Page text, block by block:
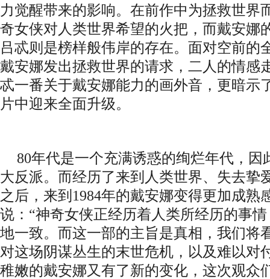
力觉醒带来的影响。在前作中为拯救世界
奇女侠对人类世界希望的火把，而戴安娜
吕忒则是榜样般伟岸的存在。面对空前的
戴安娜发出拯救世界的请求，二人的情感
忒一番关于戴安娜能力的画外音，更暗示
片中迎来全面升级。
80年代是一个充满诱惑的绚烂年代，
大反派。而经历了来到人类世界、失去挚
之后，来到1984年的戴安娜变得更加成熟
说：“神奇女侠正经历着人类所经历的事
地一致。而这一部的主旨是真相，我们将
对这场阴谋丛生的末世危机，以及难以对
稚嫩的戴安娜又有了新的变化，这次观众